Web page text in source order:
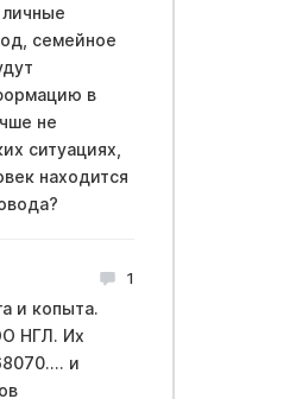
семейное
в
не
ситуациях,
находится
1
и копыта.
НГЛ. Их
и